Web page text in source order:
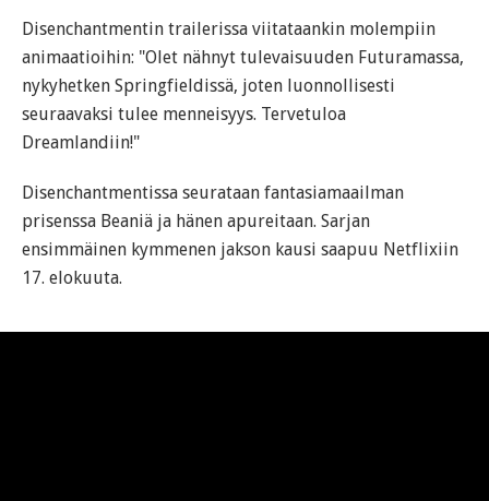
Disenchantmentin trailerissa viitataankin molempiin
animaatioihin: "Olet nähnyt tulevaisuuden Futuramassa,
nykyhetken Springfieldissä, joten luonnollisesti
seuraavaksi tulee menneisyys. Tervetuloa
Dreamlandiin!"
Disenchantmentissa seurataan fantasiamaailman
prisenssa Beaniä ja hänen apureitaan. Sarjan
ensimmäinen kymmenen jakson kausi saapuu Netflixiin
17. elokuuta.